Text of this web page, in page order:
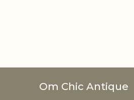
Om Chic Antique